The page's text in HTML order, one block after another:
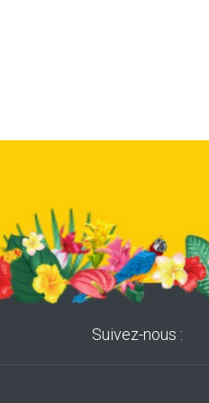
Suivez-nous :